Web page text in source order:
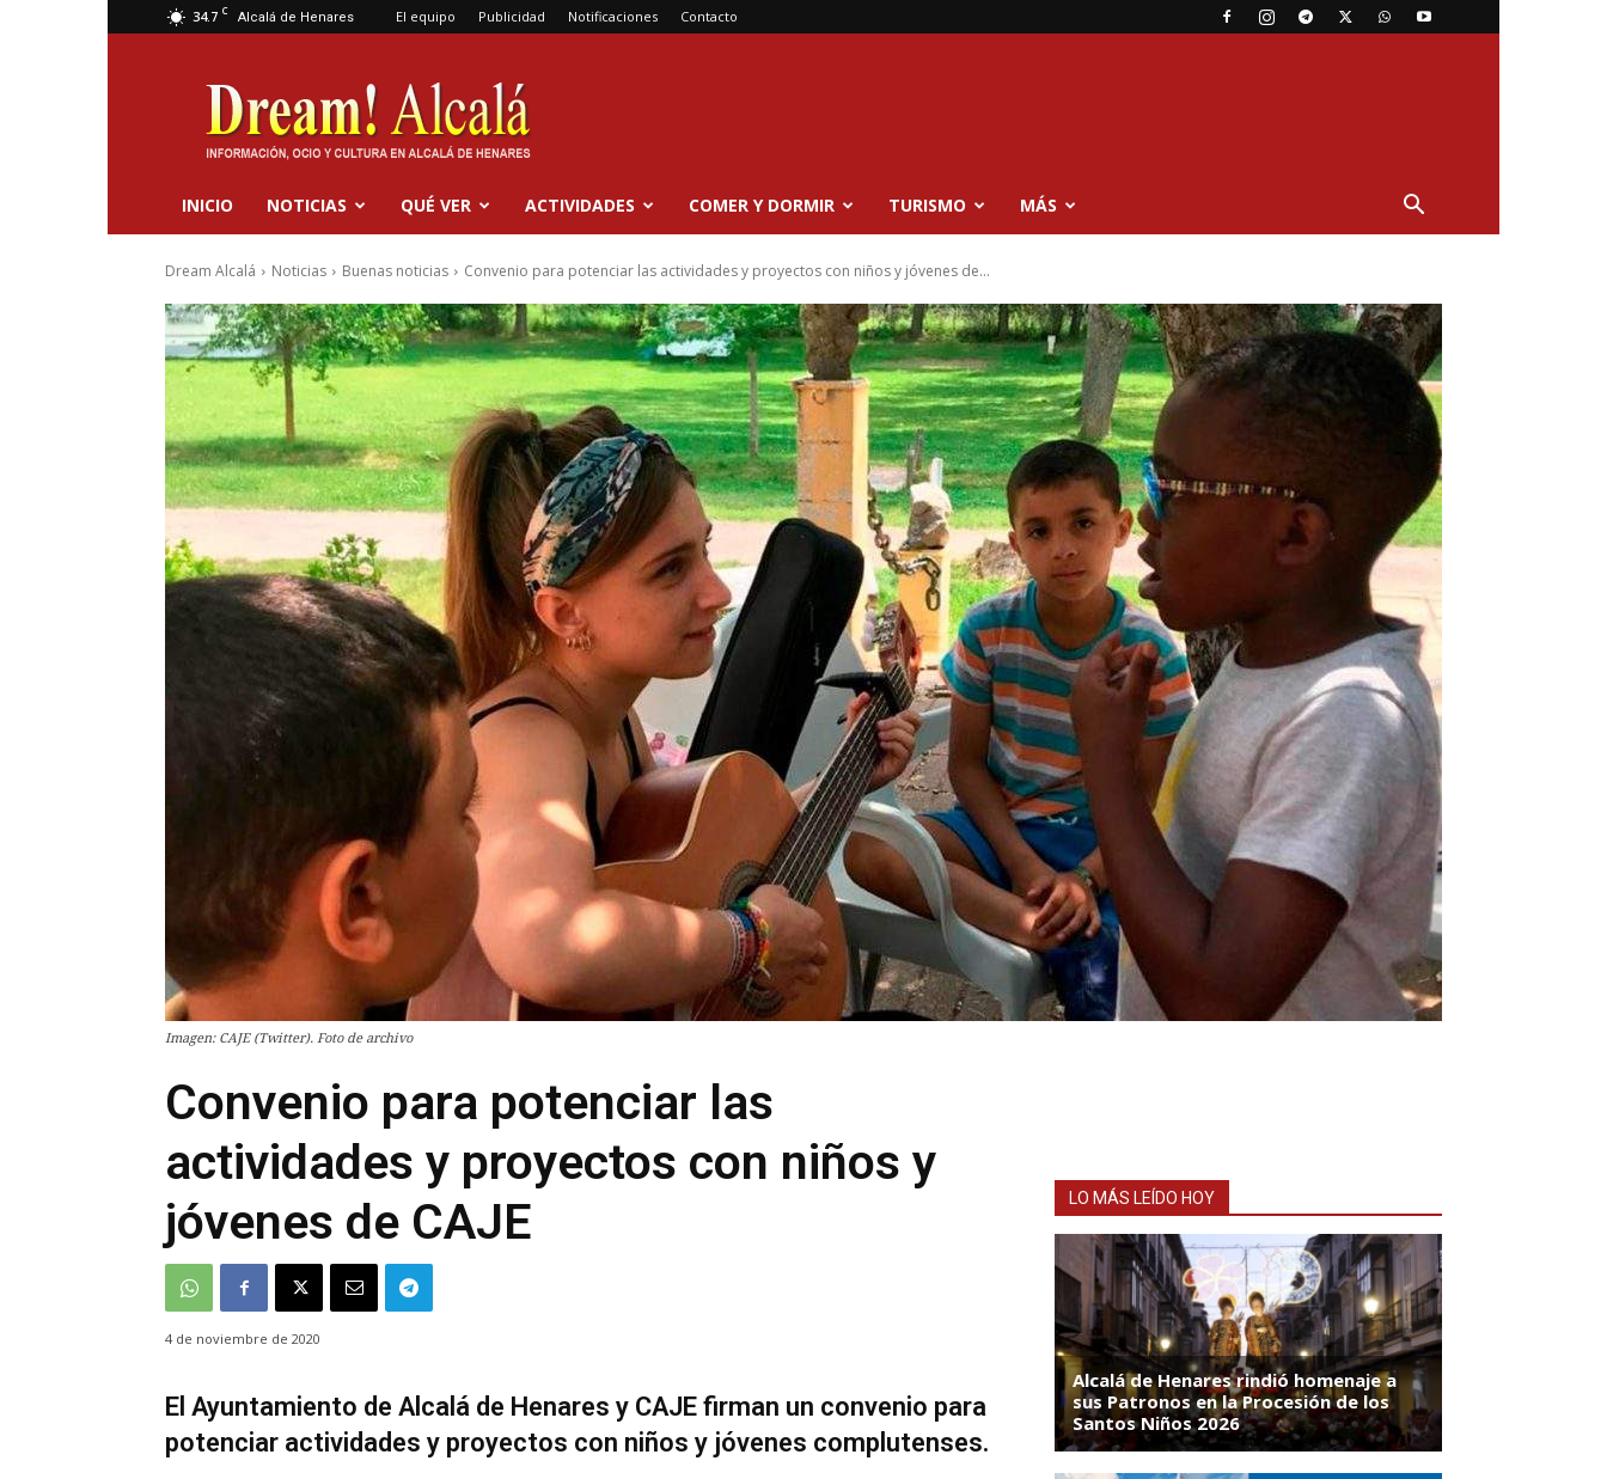
34.7 C Alcalá de Henares El equipo Publicidad Notificaciones Contacto
Dream
Alcalá
INICIO NOTICIAS QUÉ VER ACTIVIDADES COMER Y DORMIR TURISMO MÁS
Dream Alcalá Noticias Buenas noticias Convenio para potenciar las actividades y proyectos con niños y jóvenes de...
Imagen: CAJE (Twitter). Foto de archivo
Convenio para potenciar las
actividades y proyectos con niños y
jóvenes de CAJE
4 de noviembre de 2020
El Ayuntamiento de Alcalá de Henares y CAJE firman un convenio para
potenciar actividades y proyectos con niños y jóvenes complutenses.
LO MÁS LEÍDO HOY